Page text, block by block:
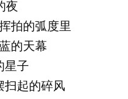
夜
拍的弧度里
的天幕
星子
扫起的碎风